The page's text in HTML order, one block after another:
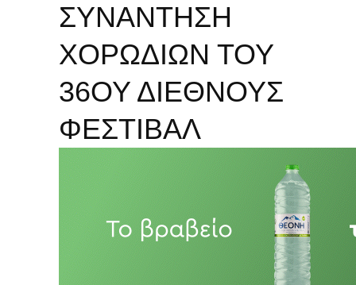
ΣΥΝΑΝΤΗΣΗ
ΧΟΡΩΔΙΩΝ ΤΟΥ
36ΟΥ ΔΙΕΘΝΟΥΣ
ΦΕΣΤΙΒΑΛ